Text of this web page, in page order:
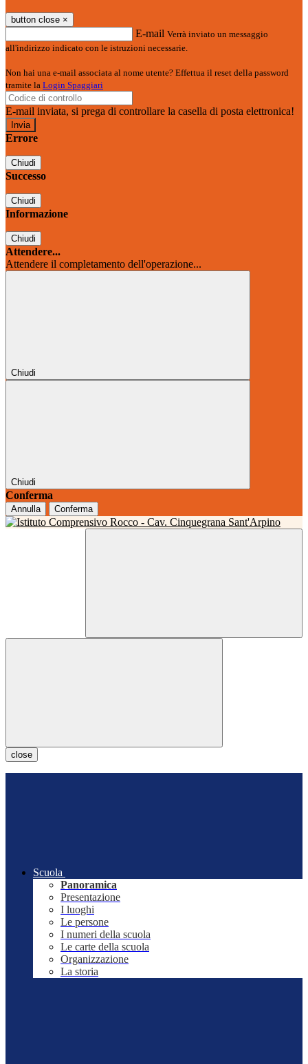
button close ×
E-mail Verrà inviato un messaggio
all'indirizzo indicato con le istruzioni necessarie.
Non hai una e-mail associata al nome utente? Effettua il reset della password
tramite la Login Spaggiari
E-mail inviata, si prega di controllare la casella di posta elettronica!
Errore
Chiudi
Successo
Chiudi
Informazione
Chiudi
Attendere...
Attendere il completamento dell'operazione...
Chiudi
Chiudi
Conferma
Annulla Conferma
close
Scuola
Panoramica
Presentazione
I luoghi
Le persone
I numeri della scuola
Le carte della scuola
Organizzazione
La storia